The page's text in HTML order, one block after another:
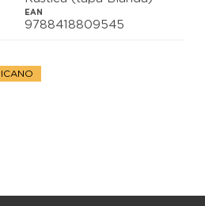
EAN
9788418809545